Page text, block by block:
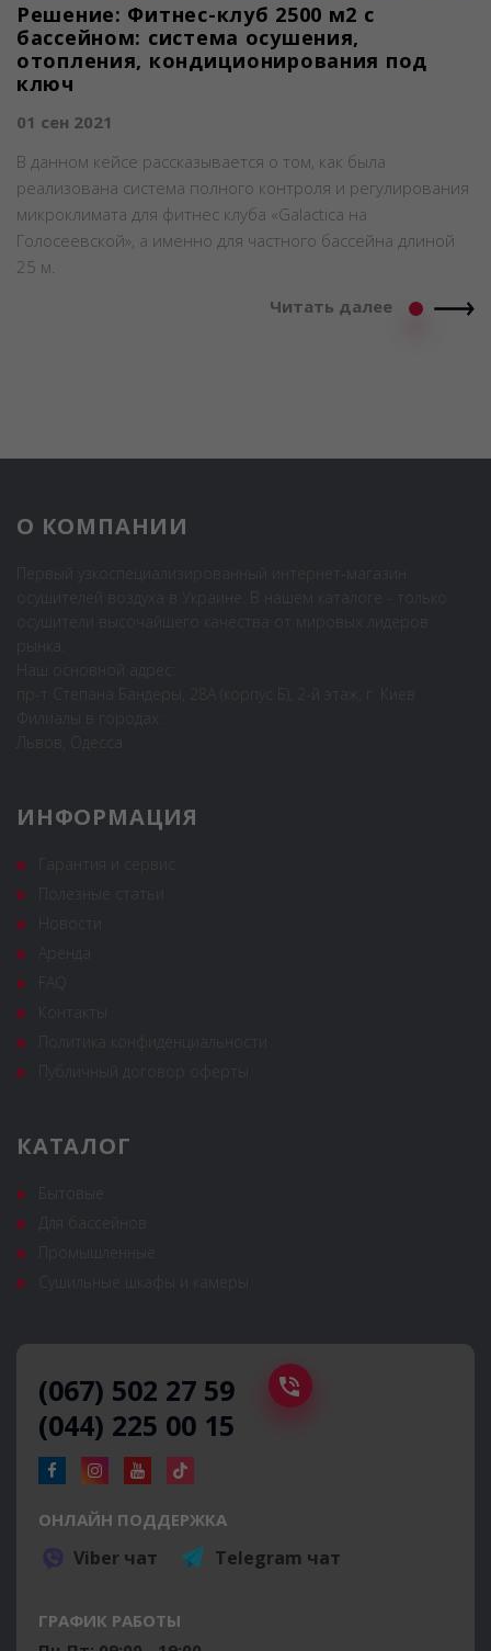
Решение: Фитнес-клуб 2500 м2 с
бассейном: система осушения,
отопления, кондиционирования под
ключ
01 сен 2021
В данном кейсе рассказывается о том, как была
реализована система полного контроля и регулирования
микроклимата для фитнес клуба «Galactica на
Голосеевской», а именно для частного бассейна длиной
25 м.
Читать далее
О КОМПАНИИ
ИНФОРМАЦИЯ
КАТАЛОГ
(067) 502 27 59
(044) 225 00 15
ОНЛАЙН ПОДДЕРЖКА
Viber чат Telegram чат
ГРАФИК РАБОТЫ